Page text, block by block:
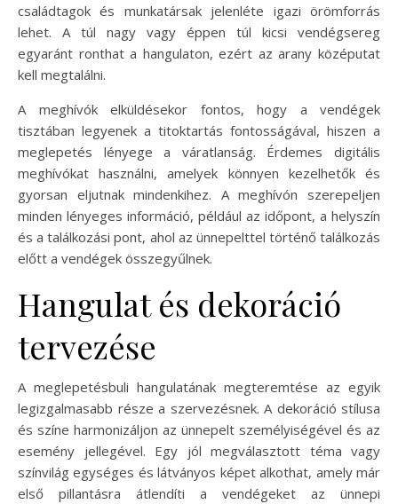
családtagok és munkatársak jelenléte igazi örömforrás
lehet. A túl nagy vagy éppen túl kicsi vendégsereg
egyaránt ronthat a hangulaton, ezért az arany középutat
kell megtalálni.
A meghívók elküldésekor fontos, hogy a vendégek
tisztában legyenek a titoktartás fontosságával, hiszen a
meglepetés lényege a váratlanság. Érdemes digitális
meghívókat használni, amelyek könnyen kezelhetők és
gyorsan eljutnak mindenkihez. A meghívón szerepeljen
minden lényeges információ, például az időpont, a helyszín
és a találkozási pont, ahol az ünnepelttel történő találkozás
előtt a vendégek összegyűlnek.
Hangulat és dekoráció
tervezése
A meglepetésbuli hangulatának megteremtése az egyik
legizgalmasabb része a szervezésnek. A dekoráció stílusa
és színe harmonizáljon az ünnepelt személyiségével és az
esemény jellegével. Egy jól megválasztott téma vagy
színvilág egységes és látványos képet alkothat, amely már
első pillantásra átlendíti a vendégeket az ünnepi